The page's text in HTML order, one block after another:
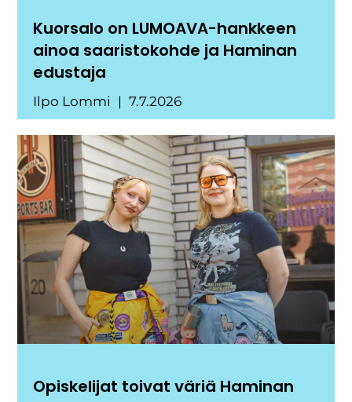
Kuorsalo on LUMOAVA-hankkeen
ainoa saaristokohde ja Haminan
edustaja
Ilpo Lommi 7.7.2026
Opiskelijat toivat väriä Haminan